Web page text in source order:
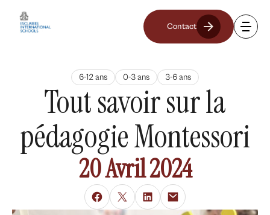
Contact
6-12 ans 0-3 ans 3-6 ans
Tout savoir sur la
pédagogie Montessori
20 Avril 2024